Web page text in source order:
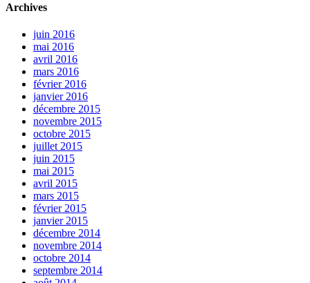
Archives
juin 2016
mai 2016
avril 2016
mars 2016
février 2016
janvier 2016
décembre 2015
novembre 2015
octobre 2015
juillet 2015
juin 2015
mai 2015
avril 2015
mars 2015
février 2015
janvier 2015
décembre 2014
novembre 2014
octobre 2014
septembre 2014